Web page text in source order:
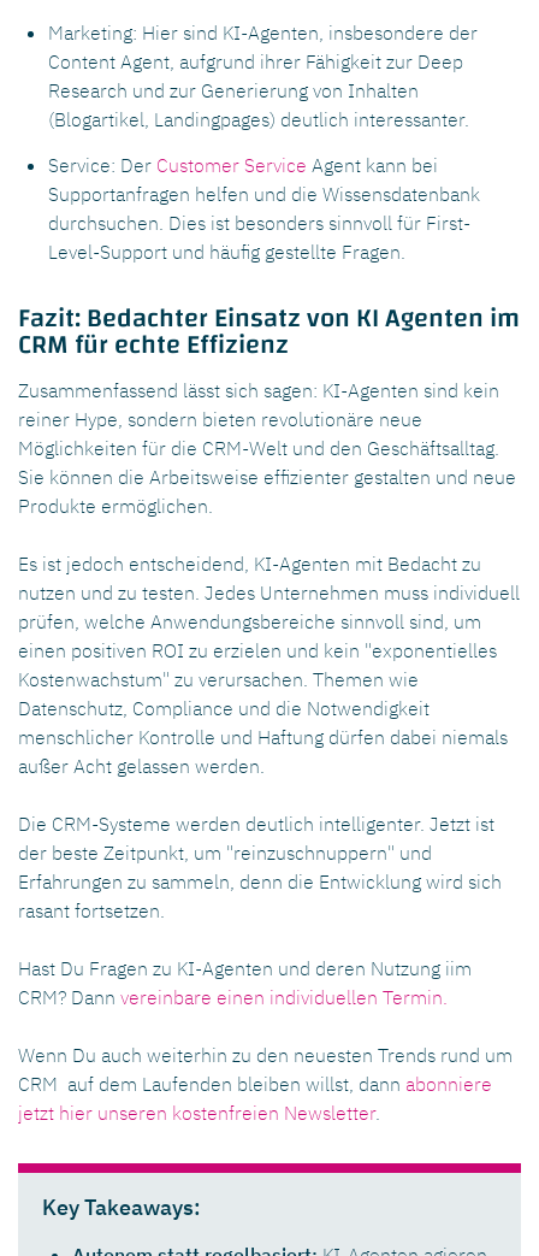
Marketing: Hier sind KI-Agenten, insbesondere der
Content Agent, aufgrund ihrer Fähigkeit zur Deep
Research und zur Generierung von Inhalten
(Blogartikel, Landingpages) deutlich interessanter.
Service: Der Customer Service Agent kann bei
Supportanfragen helfen und die Wissensdatenbank
durchsuchen. Dies ist besonders sinnvoll für First-
Level-Support und häufig gestellte Fragen.
Fazit: Bedachter Einsatz von KI Agenten im
CRM für echte Effizienz
Zusammenfassend lässt sich sagen: KI-Agenten sind kein
reiner Hype, sondern bieten revolutionäre neue
Möglichkeiten für die CRM-Welt und den Geschäftsalltag.
Sie können die Arbeitsweise effizienter gestalten und neue
Produkte ermöglichen.
Es ist jedoch entscheidend, KI-Agenten mit Bedacht zu
nutzen und zu testen. Jedes Unternehmen muss individuell
prüfen, welche Anwendungsbereiche sinnvoll sind, um
einen positiven ROI zu erzielen und kein "exponentielles
Kostenwachstum" zu verursachen. Themen wie
Datenschutz, Compliance und die Notwendigkeit
menschlicher Kontrolle und Haftung dürfen dabei niemals
außer Acht gelassen werden.
Die CRM-Systeme werden deutlich intelligenter. Jetzt ist
der beste Zeitpunkt, um "reinzuschnuppern" und
Erfahrungen zu sammeln, denn die Entwicklung wird sich
rasant fortsetzen.
Hast Du Fragen zu KI-Agenten und deren Nutzung iim
CRM? Dann vereinbare einen individuellen Termin.
Wenn Du auch weiterhin zu den neuesten Trends rund um
CRM auf dem Laufenden bleiben willst, dann abonniere
jetzt hier unseren kostenfreien Newsletter.
Key Takeaways: